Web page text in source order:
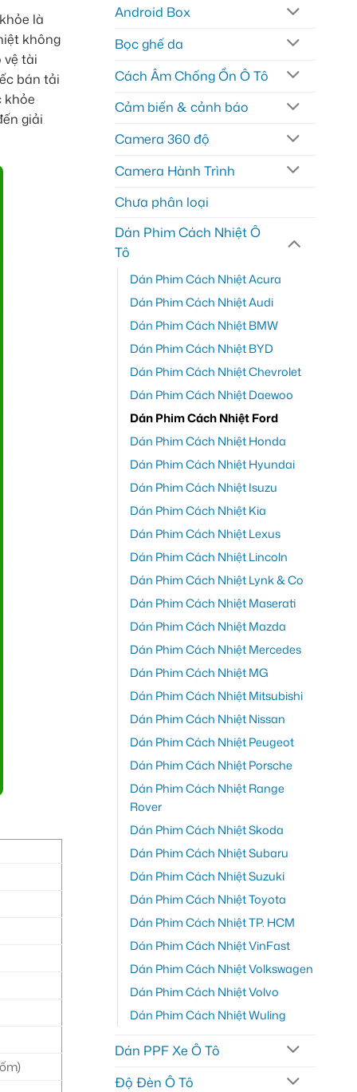
là
không
vệ tài
bán tải
khỏe
giải
Android Box
Bọc ghế da
Cách Âm Chống Ồn Ô Tô
Cảm biến & cảnh báo
Camera 360 độ
Camera Hành Trình
Chưa phân loại
Dán Phim Cách Nhiệt Ô
Tô
Dán Phim Cách Nhiệt Acura
Dán Phim Cách Nhiệt Audi
Dán Phim Cách Nhiệt BMW
Dán Phim Cách Nhiệt BYD
Dán Phim Cách Nhiệt Chevrolet
Dán Phim Cách Nhiệt Daewoo
Dán Phim Cách Nhiệt Ford
Dán Phim Cách Nhiệt Honda
Dán Phim Cách Nhiệt Hyundai
Dán Phim Cách Nhiệt Isuzu
Dán Phim Cách Nhiệt Kia
Dán Phim Cách Nhiệt Lexus
Dán Phim Cách Nhiệt Lincoln
Dán Phim Cách Nhiệt Lynk & Co
Dán Phim Cách Nhiệt Maserati
Dán Phim Cách Nhiệt Mazda
Dán Phim Cách Nhiệt Mercedes
Dán Phim Cách Nhiệt MG
Dán Phim Cách Nhiệt Mitsubishi
Dán Phim Cách Nhiệt Nissan
Dán Phim Cách Nhiệt Peugeot
Dán Phim Cách Nhiệt Porsche
Dán Phim Cách Nhiệt Range
Rover
Dán Phim Cách Nhiệt Skoda
Dán Phim Cách Nhiệt Subaru
Dán Phim Cách Nhiệt Suzuki
Dán Phim Cách Nhiệt Toyota
Dán Phim Cách Nhiệt TP. HCM
Dán Phim Cách Nhiệt VinFast
Dán Phim Cách Nhiệt Volkswagen
Dán Phim Cách Nhiệt Volvo
Dán Phim Cách Nhiệt Wuling
Dán PPF Xe Ô Tô
Độ Đèn Ô Tô